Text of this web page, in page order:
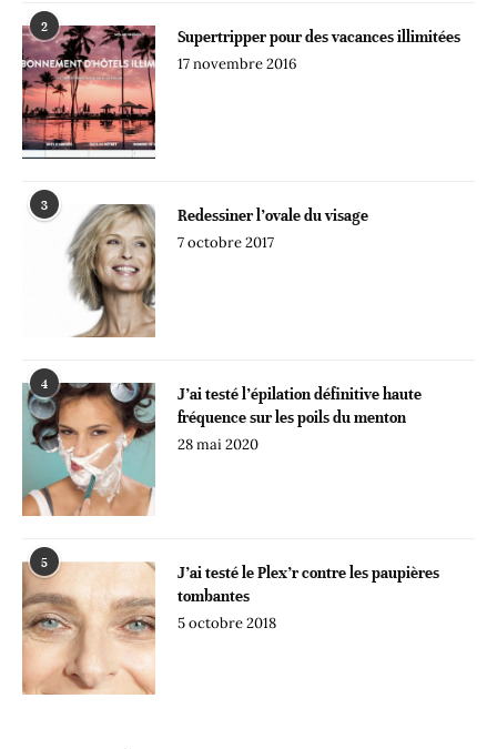
2
Supertripper pour des vacances illimitées
17 novembre 2016
3
Redessiner l’ovale du visage
7 octobre 2017
4
J’ai testé l’épilation définitive haute
fréquence sur les poils du menton
28 mai 2020
5
J’ai testé le Plex’r contre les paupières
tombantes
5 octobre 2018